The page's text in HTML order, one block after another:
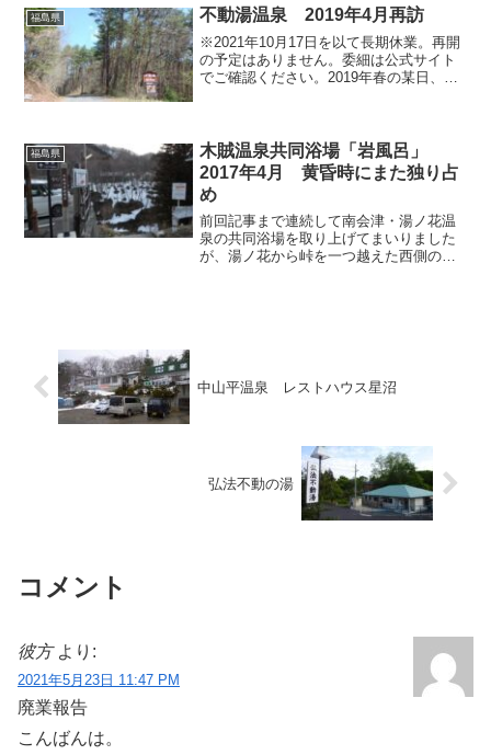
の湯 湯ノ花集落の南東、湯の橋の前に
位置する共同浴場。...
福島県 不動湯温泉 2019年4月再訪
※2021年10月17日を以て長期休業。再開
の予定はありません。委細は公式サイト
でご確認ください。2019年春の某日、福
ら多くの人に...
福島県
木賊温泉共同浴場「岩風呂」
2017年4月 黄昏時にまた独り占
め
前回記事まで連続して南会津・湯ノ花温
泉の共同浴場を取り上げてまいりました
が、湯ノ花から峠を一つ越えた西側の谷
中山平温泉 レストハウス星沼
弘法不動の湯
コメント
彼方 より:
2021年5月23日 11:47 PM
廃業報告
こんばんは。